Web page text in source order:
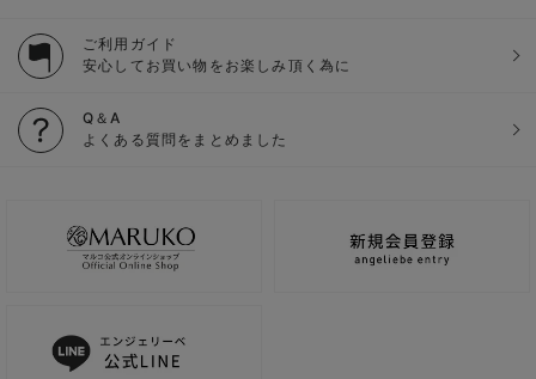
ご利用ガイド
安心してお買い物をお楽しみ頂く為に
Q＆A
よくある質問をまとめました